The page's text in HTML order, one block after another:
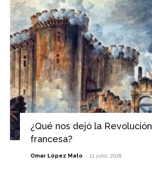
¿Qué nos dejó la Revolución
francesa?
Omar López Mato - 11 julio, 2018